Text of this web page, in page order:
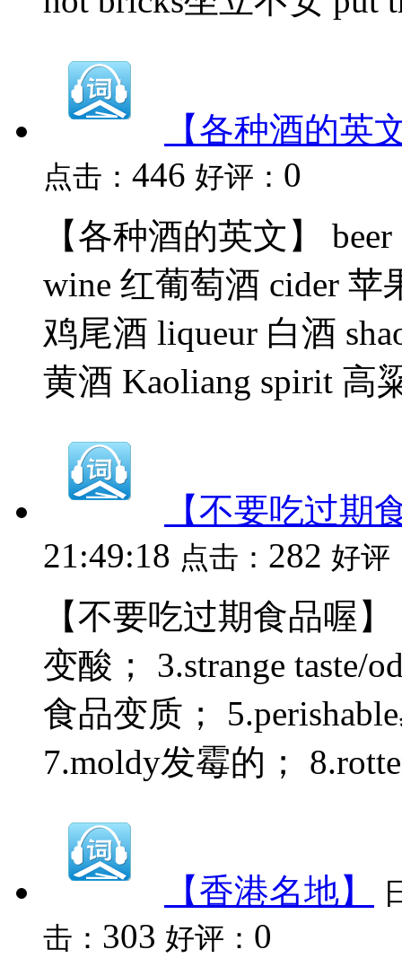
【各种酒的英
点击： 446 好评： 0
【各种酒的英文】
wine 红葡萄酒 cider 苹
鸡尾酒 liqueur 白酒
黄酒 Kaoliang spirit 高
【不要吃过期
21:49:18 点击： 282 好评
【不要吃过期食品喔
变酸； 3.strange taste/
食品变质；
7.moldy发霉的；
【香港名地】
击： 303 好评： 0